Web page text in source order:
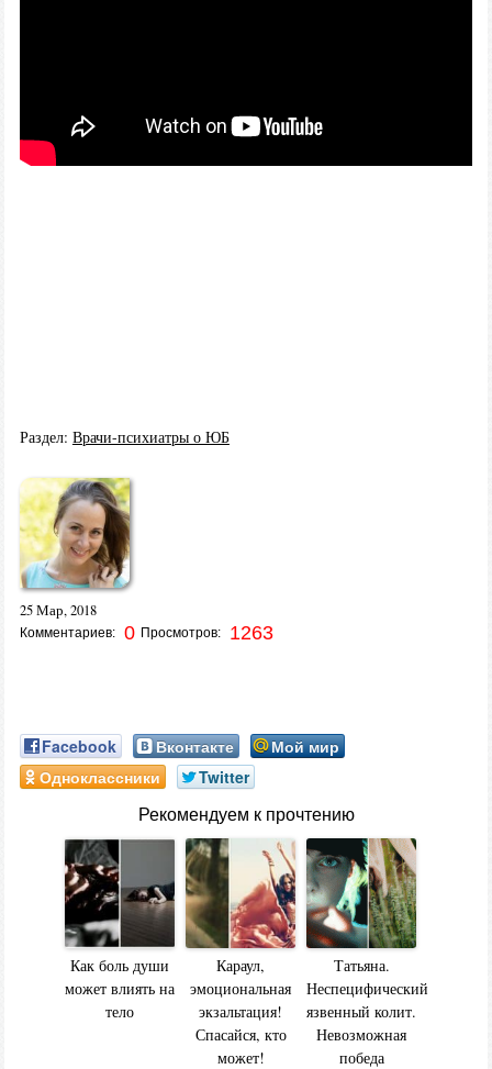
Раздел: Врачи-психиатры о ЮБ
25 Мар, 2018
Комментариев: 0 Просмотров: 1263
Facebook Вконтакте
Мой мир
Одноклассники
Twitter
Рекомендуем к прочтению
Как боль души
может влиять на
тело
Караул,
эмоциональная
экзальтация!
Спасайся, кто
может!
Татьяна.
Неспецифический
язвенный колит.
Невозможная
победа